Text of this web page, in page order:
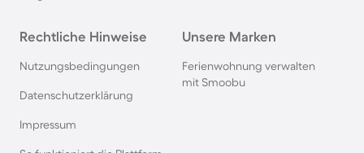
Ferienhäuser & Ferienwohnung mit Hund im
Allgäu
Rechtliche Hinweise
Nutzungsbedingungen
Datenschutzerklärung
Impressum
Unsere Marken
Ferienwohnung verwalten
mit Smoobu